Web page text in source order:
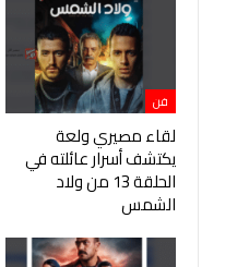
فن
لقاء مصيري ولعة
يكتشف أسرار عائلته في
الحلقة 13 من ولاد
الشمس